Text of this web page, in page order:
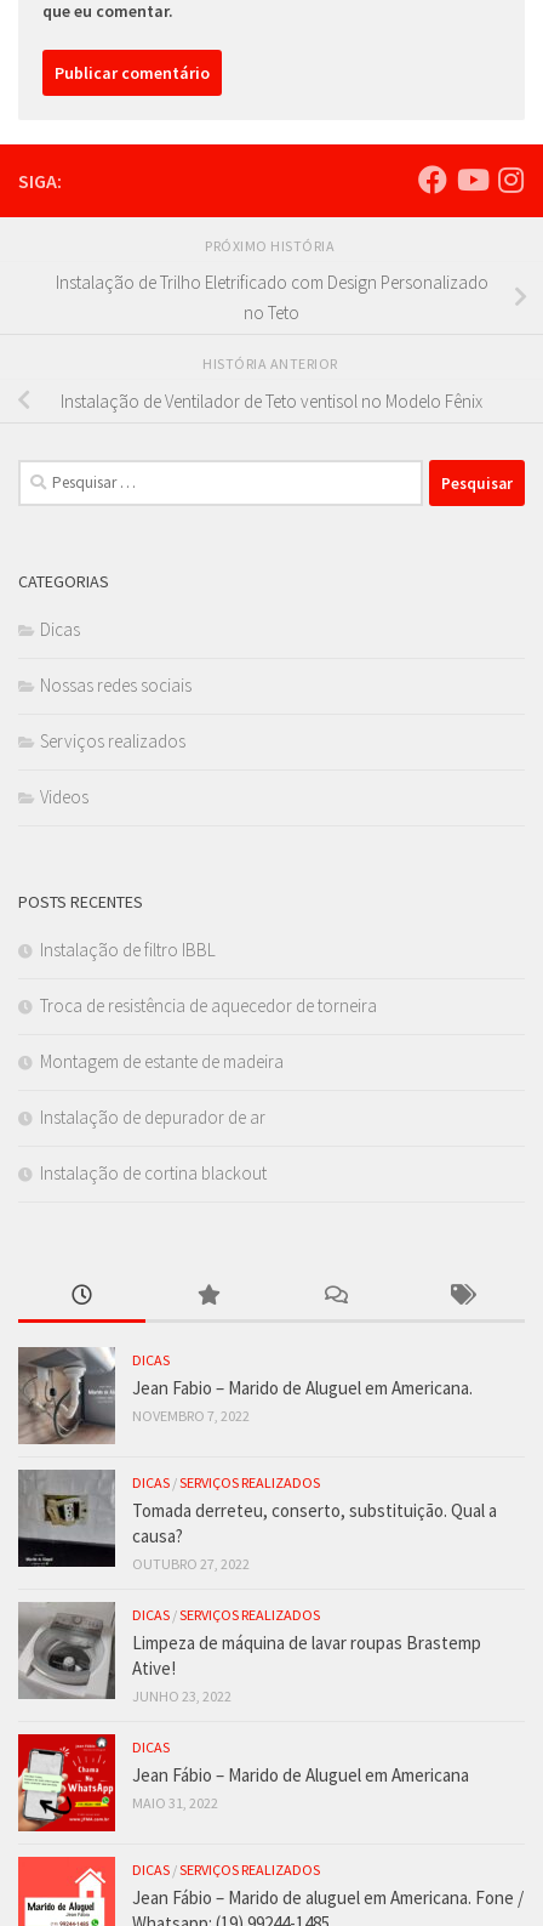
que eu comentar.
SIGA:
PRÓXIMO HISTÓRIA
Instalação de Trilho Eletrificado com Design Personalizado
no Teto
HISTÓRIA ANTERIOR
Instalação de Ventilador de Teto ventisol no Modelo Fênix
Pesquisar
por:
CATEGORIAS
Dicas
Nossas redes sociais
Serviços realizados
Videos
POSTS RECENTES
Instalação de filtro IBBL
Troca de resistência de aquecedor de torneira
Montagem de estante de madeira
Instalação de depurador de ar
Instalação de cortina blackout
DICAS
Jean Fabio – Marido de Aluguel em Americana.
NOVEMBRO 7, 2022
DICAS /SERVIÇOS REALIZADOS
Tomada derreteu, conserto, substituição. Qual a
causa?
OUTUBRO 27, 2022
DICAS /SERVIÇOS REALIZADOS
Limpeza de máquina de lavar roupas Brastemp
Ative!
JUNHO 23, 2022
DICAS
Jean Fábio – Marido de Aluguel em Americana
MAIO 31, 2022
DICAS /SERVIÇOS REALIZADOS
Jean Fábio – Marido de aluguel em Americana. Fone /